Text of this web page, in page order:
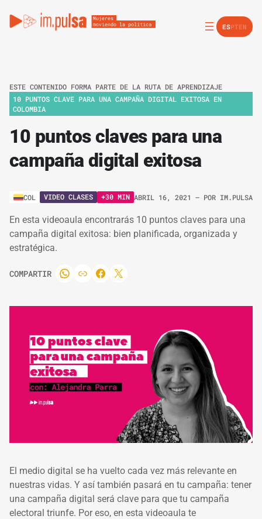
ESPTEN
ESTE CONTENIDO FORMA PARTE DE LA RUTA DE APRENDIZAJE
10 PUNTOS CLAVE PARA UNA CAMPAÑA DIGITAL EXITOSA EN
COLOMBIA
10 puntos claves para una
campaña digital exitosa
COL VIDEO CLASES +30 MIN ABRIL 16, 2021 – POR IM.PULSA
En esta videoaula encontrarás 10 puntos claves para una
campaña digital exitosa: bien planificada, organizada y
estratégica.
COMPARTIR
El medio digital se ha vuelto cada vez más relevante en
nuestras vidas. Y así también pasará en tu campaña: tener
una campaña digital será clave para que tu campaña
electoral triunfe. Por eso, en esta videoaula te